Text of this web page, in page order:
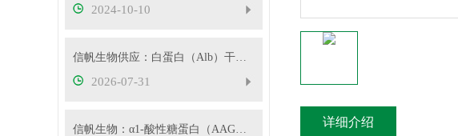
2024-10-10
信帆生物供应：白蛋白（Alb）干扰物质
2026-07-31
信帆生物：α1-酸性糖蛋白（AAG）干扰物质使用说明
详细介绍